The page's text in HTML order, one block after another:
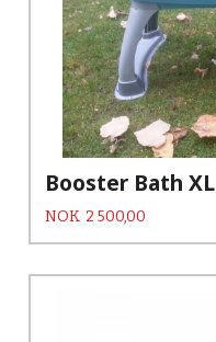
Booster Bath XL
Pris
NOK 2 500,00